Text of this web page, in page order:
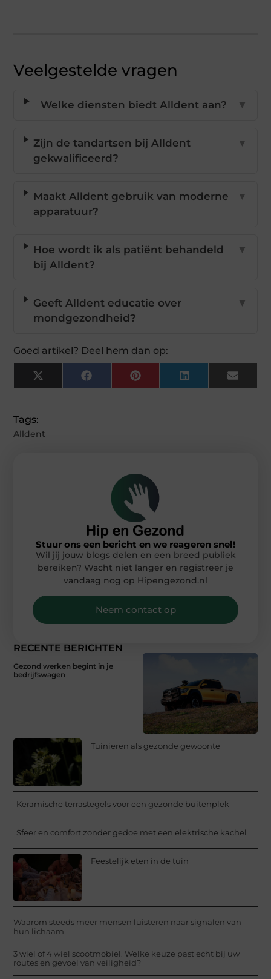
Veelgestelde vragen
Welke diensten biedt Alldent aan? ▼
Zijn de tandartsen bij Alldent
gekwalificeerd?
▼
Maakt Alldent gebruik van moderne
apparatuur?
▼
Hoe wordt ik als patiënt behandeld
bij Alldent?
▼
Geeft Alldent educatie over
mondgezondheid?
▼
Goed artikel? Deel hem dan op:
X
(Twitter)
FacebookPinterestLinkedInEmail
Tags:
Alldent
RECENTE BERICHTEN
Gezond werken begint in je
bedrijfswagen
Tuinieren als gezonde gewoonte
Keramische terrastegels voor een gezonde buitenplek
Sfeer en comfort zonder gedoe met een elektrische kachel
Feestelijk eten in de tuin
Waarom steeds meer mensen luisteren naar signalen van
hun lichaam
3 wiel of 4 wiel scootmobiel. Welke keuze past echt bij uw
routes en gevoel van veiligheid?
Stuur ons een bericht en we reageren snel!
Wil jij jouw blogs delen en een breed publiek
bereiken? Wacht niet langer en registreer je
vandaag nog op Hipengezond.nl
Neem contact op